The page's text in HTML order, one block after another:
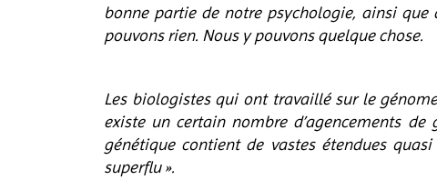
bonne partie de notre psychologie, ainsi que
pouvons rien. Nous y pouvons quelque chose.
Les biologistes qui ont travaillé sur le
existe un certain nombre d’agencements
génétique contient de vastes étendues quasi
superflu ».